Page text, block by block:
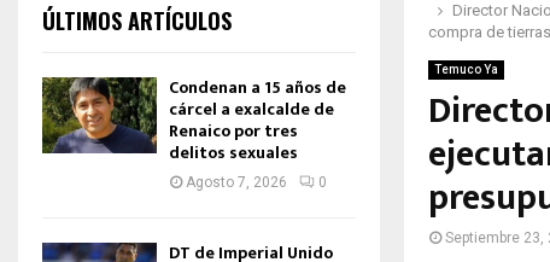
Director
compra de
Temuco Ya
Septiembre 23,
ÚLTIMOS ARTÍCULOS
Condenan a 15 años de
cárcel a exalcalde de
Renaico por tres
delitos sexuales
Agosto 7, 2026 0
DT de Imperial Unido